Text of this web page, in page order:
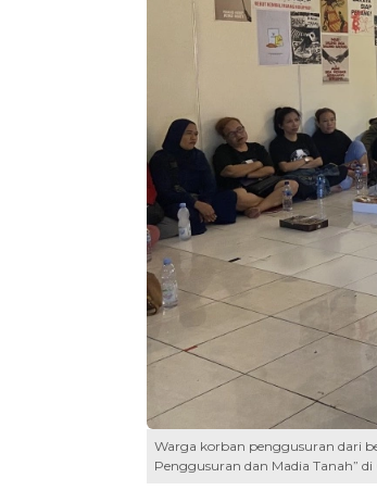
Warga korban penggusuran dari
Penggusuran dan Madia Tanah”